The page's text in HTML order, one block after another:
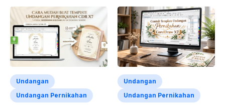
Undangan
Undangan Pernikahan
Undangan
Undangan Pernikahan